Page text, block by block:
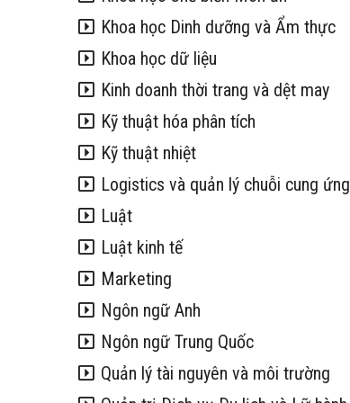
Khoa học Dinh dưỡng và Ẩm thực
Khoa học dữ liệu
Kinh doanh thời trang và dệt may
Kỹ thuật hóa phân tích
Kỹ thuật nhiệt
Logistics và quản lý chuỗi cung ứng
Luật
Luật kinh tế
Marketing
Ngôn ngữ Anh
Ngôn ngữ Trung Quốc
Quản lý tài nguyên và môi trường